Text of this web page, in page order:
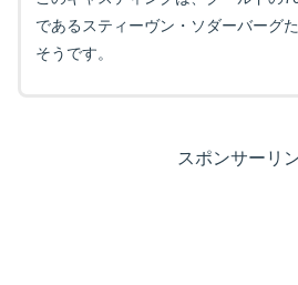
であるスティーヴン・ソダーバーグ
そうです。
スポンサーリ